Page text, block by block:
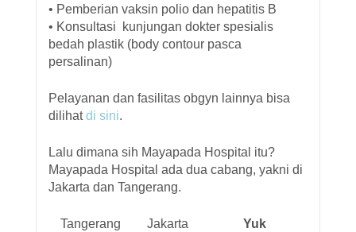
• Pemberian vaksin polio dan hepatitis B
• Konsultasi kunjungan dokter spesialis
bedah plastik (body contour pasca
persalinan)
Pelayanan dan fasilitas obgyn lainnya bisa
dilihatdi sini.
Lalu dimana sih Mayapada Hospital itu?
Mayapada Hospital ada dua cabang, yakni di
Jakarta dan Tangerang.
Tangerang
Jakarta
Yuk